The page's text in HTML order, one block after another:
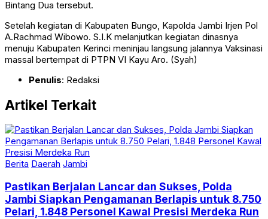
Bintang Dua tersebut.
Setelah kegiatan di Kabupaten Bungo, Kapolda Jambi Irjen Pol
A.Rachmad Wibowo. S.I.K melanjutkan kegiatan dinasnya
menuju Kabupaten Kerinci meninjau langsung jalannya Vaksinasi
massal bertempat di PTPN VI Kayu Aro. (Syah)
Penulis: Redaksi
Artikel Terkait
Berita Daerah Jambi
Pastikan Berjalan Lancar dan Sukses, Polda
Jambi Siapkan Pengamanan Berlapis untuk 8.750
Pelari, 1.848 Personel Kawal Presisi Merdeka Run